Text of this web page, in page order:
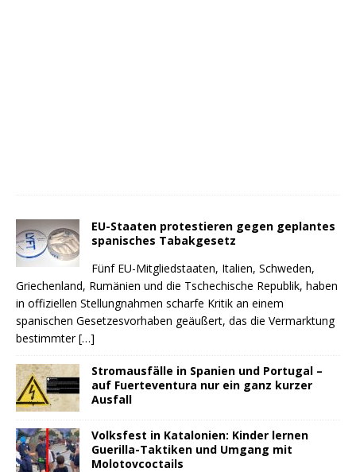
EU-Staaten protestieren gegen geplantes
spanisches Tabakgesetz
Fünf EU-Mitgliedstaaten, Italien, Schweden,
Griechenland, Rumänien und die Tschechische Republik, haben
in offiziellen Stellungnahmen scharfe Kritik an einem
spanischen Gesetzesvorhaben geäußert, das die Vermarktung
bestimmter[…]
Stromausfälle in Spanien und Portugal –
auf Fuerteventura nur ein ganz kurzer
Ausfall
Volksfest in Katalonien: Kinder lernen
Guerilla-Taktiken und Umgang mit
Molotovcoctails